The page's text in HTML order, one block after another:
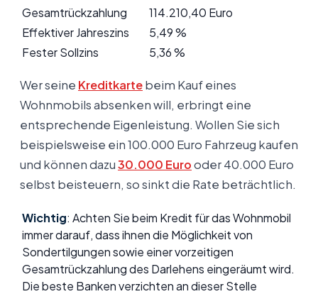
Gesamtrückzahlung
114.210,40 Euro
Effektiver Jahreszins
5,49 %
Fester Sollzins
5,36 %
Wer seine Kreditkartebeim Kauf eines
Wohnmobils absenken will, erbringt eine
entsprechende Eigenleistung. Wollen Sie sich
beispielsweise ein 100.000 Euro Fahrzeug kaufen
und können dazu30.000 Eurooder 40.000 Euro
selbst beisteuern, so sinkt die Rate beträchtlich.
Wichtig: Achten Sie beim Kredit für das Wohnmobil
immer darauf, dass ihnen die Möglichkeit von
Sondertilgungen sowie einer vorzeitigen
Gesamtrückzahlung des Darlehens eingeräumt wird.
Die beste Banken verzichten an dieser Stelle